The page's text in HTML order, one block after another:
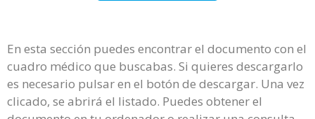
En esta sección puedes encontrar el documento con el
cuadro médico que buscabas. Si quieres descargarlo
es necesario pulsar en el botón de descargar. Una vez
clicado, se abrirá el listado. Puedes obtener el